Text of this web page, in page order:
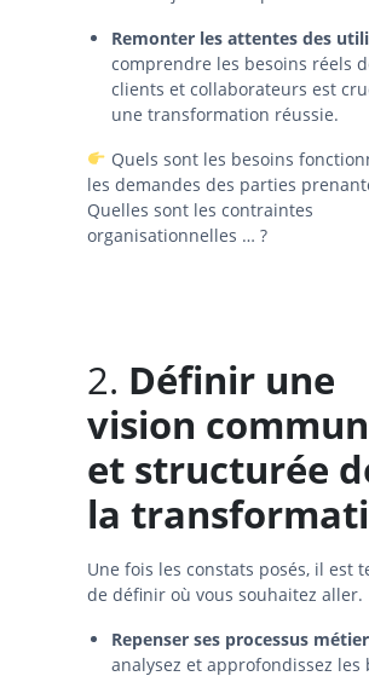
Remonter les attentes des
comprendre les besoins réels
clients et collaborateurs est
une transformation réussie.
Quels sont les besoins
les demandes des parties
Quelles sont les contraintes
organisationnelles … ?
2. Définir une
vision
et structurée
la
Une fois les constats posés, il est
de définir où vous souhaitez aller.
Repenser ses processus
analysez et approfondissez les